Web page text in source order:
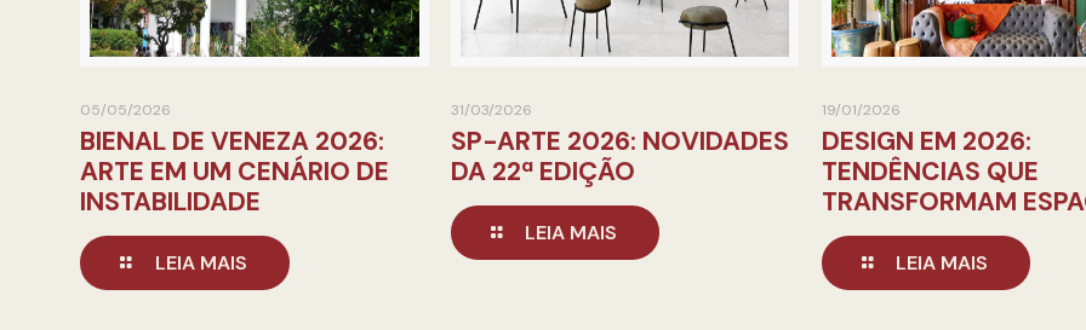
05/05/2026
BIENAL DE VENEZA 2026:
ARTE EM UM CENÁRIO DE
INSTABILIDADE
LEIA MAIS
31/03/2026
SP-ARTE 2026: NOVIDADES
DA 22ª EDIÇÃO
LEIA MAIS
19/01/2026
DESIGN EM 2026:
TENDÊNCIAS QUE
TRANSFORMAM
LEIA MAIS